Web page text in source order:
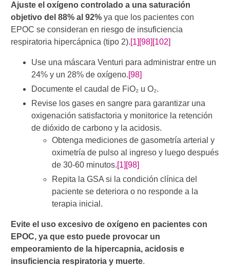
Ajuste el oxígeno controlado a una saturación
objetivo del 88% al 92% ya que los pacientes con
EPOC se consideran en riesgo de insuficiencia
respiratoria hipercápnica (tipo 2).[1] [98] [102]
Use una máscara Venturi para administrar entre un
24% y un 28% de oxígeno.[98]
Documente el caudal de FiO₂ u O₂.
Revise los gases en sangre para garantizar una
oxigenación satisfactoria y monitorice la retención
de dióxido de carbono y la acidosis.
Obtenga mediciones de gasometría arterial y
oximetría de pulso al ingreso y luego después
de 30-60 minutos.[1] [98]
Repita la GSA si la condición clínica del
paciente se deteriora o no responde a la
terapia inicial.
Evite el uso excesivo de oxígeno en pacientes con
EPOC, ya que esto puede provocar un
empeoramiento de la hipercapnia, acidosis e
insuficiencia respiratoria y muerte.